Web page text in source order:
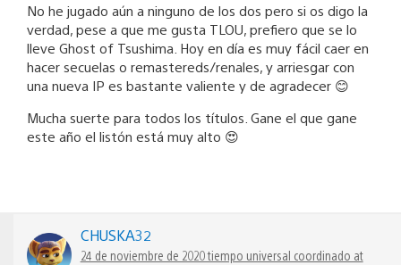
No he jugado aún a ninguno de los dos pero si os digo la
verdad, pese a que me gusta TLOU, prefiero que se lo
lleve Ghost of Tsushima. Hoy en día es muy fácil caer en
hacer secuelas o remastereds/renales, y arriesgar con
una nueva IP es bastante valiente y de agradecer 😊
Mucha suerte para todos los títulos. Gane el que gane
este año el listón está muy alto 😍
CHUSKA32
24 de noviembre de 2020 tiempo universal coordinado at